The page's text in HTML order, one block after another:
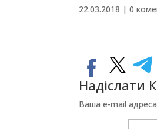
22.03.2018 |0
Надіслати
Ваша e-mail